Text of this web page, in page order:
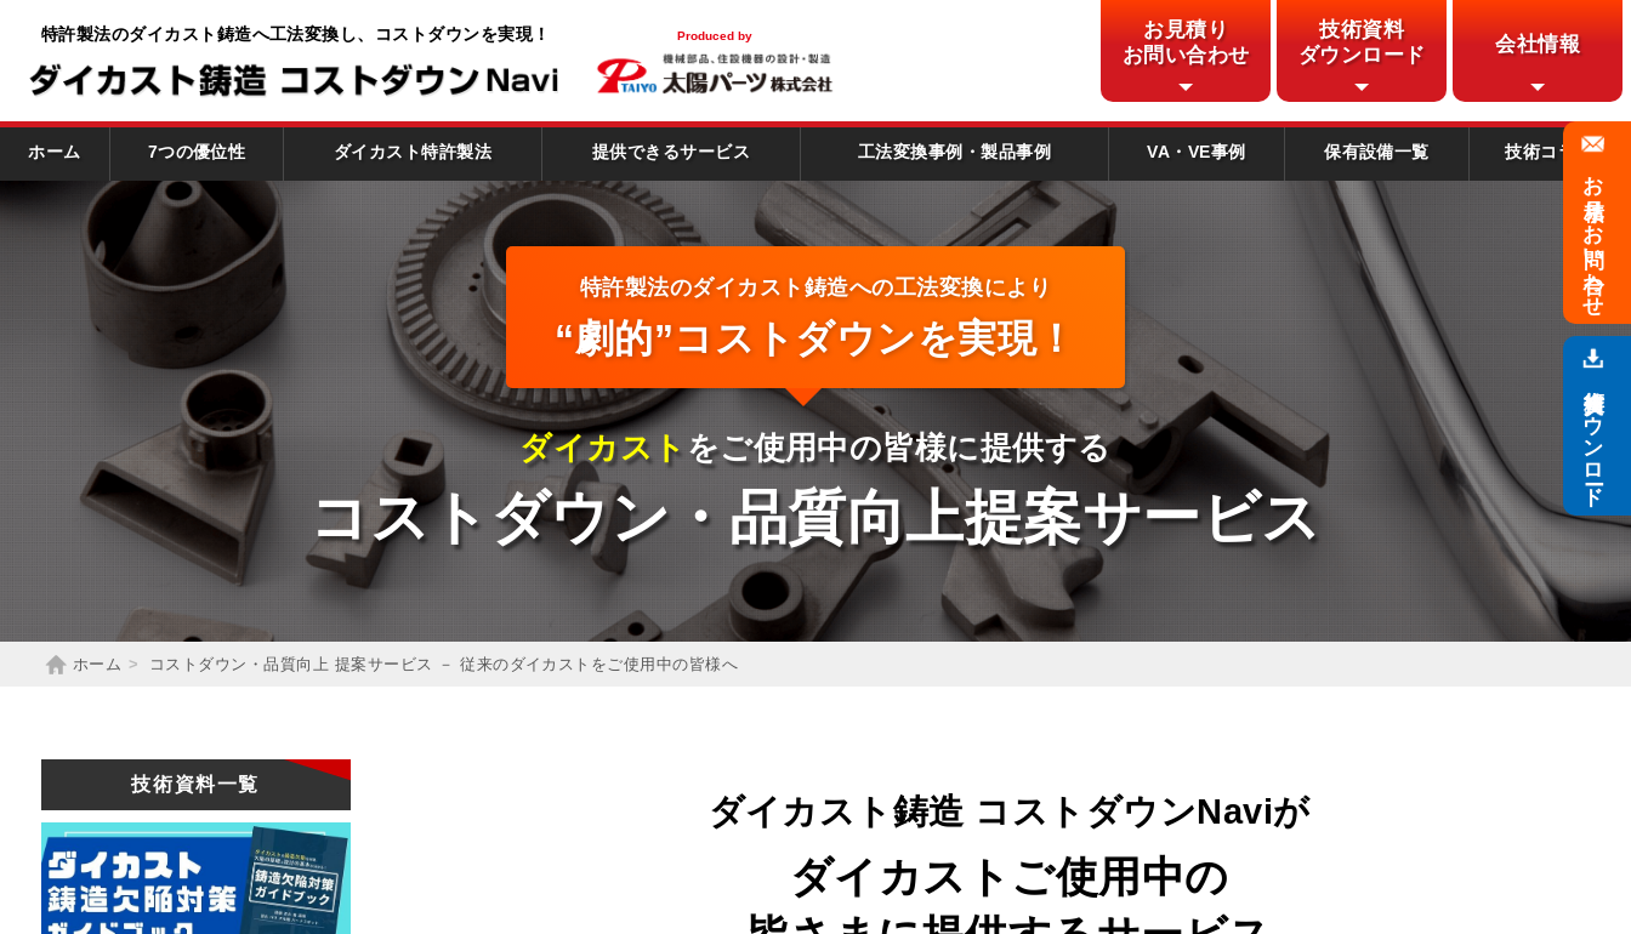
特許製法のダイカスト鋳造へ工法変換し、 コストダウンを実現！ Produced by
お見積り
お問い合わせ
技術資料
ダウンロード
会社情報
ホーム 7つの優位性 ダイカスト特許製法 提供できるサービス 工法変換事例・製品事例 VA・VE事例 保有設備一覧 技術コラム
特許製法のダイカスト鋳造への工法変換により
“劇的”コストダウンを実現！
ダイカスト をご使用中の皆様に提供する
コストダウン ・品質向上提案サービス
ホーム コストダウン・品質向上 提案サービス － 従来のダイカストをご使用中の皆様へ
ダイカスト鋳造 コストダウンNaviが
ダイカスト ご使用中の
技術資料一覧
お見積り・
お問い合わせ
ダウンロード